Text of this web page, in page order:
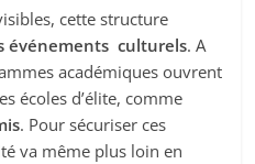
cette structure
événements culturels. A
académiques ouvrent
écoles d’élite, comme
. Pour sécuriser ces
va même plus loin en